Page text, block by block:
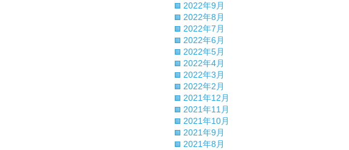
2022年9月
2022年8月
2022年7月
2022年6月
2022年5月
2022年4月
2022年3月
2022年2月
2021年12月
2021年11月
2021年10月
2021年9月
2021年8月